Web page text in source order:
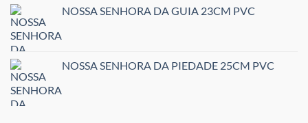
NOSSA SENHORA DA GUIA 23CM PVC
NOSSA SENHORA DA PIEDADE 25CM PVC